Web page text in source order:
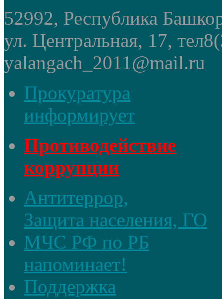
52992, Республика
ул. Центральная, 17,
yalangach_2011@mail.ru
Прокуратура
информирует
Противодействие
коррупции
Антитеррор,
Защита населения, ГО
МЧС РФ по РБ
напоминает!
Поддержка